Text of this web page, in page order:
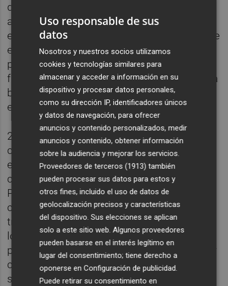
de calidad y a la generación de un impacto
ambiental neto positivo en los territorios y
entornos en los que está presente. Dentro de
este compromiso, Cemex continuará
promoviendo y desarrollando proyectos que
favorezcan la transición hacia una economía
baja en carbono, en línea con los objetivos
establecidos por la Unión Europea".
2. La importancia de las puzolanas: "con el
claro objetivo común de reducir las
emisiones de CO2 y promover una
construcción más sostenible, el proyecto
Paola I en la zona Oeste de Cartagena tiene
como base conceptual la extracción y
transformación de las puzolanas siguiendo
los estándares y los criterios más exigentes
para la preservación del patrimonio natural y
cultural, la calidad ambiental y su entorno
social".
Uso responsable de sus
datos
Nosotros y nuestros socios utilizamos
cookies y tecnologías similares para
almacenar y acceder a información en su
dispositivo y procesar datos personales,
como su dirección IP, identificadores únicos
y datos de navegación, para ofrecer
anuncios y contenido personalizados, medir
anuncios y contenido, obtener información
sobre la audiencia y mejorar los servicios.
Proveedores de terceros (1913) también
pueden procesar sus datos para estos y
otros fines, incluido el uso de datos de
geolocalización precisos y características
del dispositivo. Sus elecciones se aplican
solo a este sitio web. Algunos proveedores
pueden basarse en el interés legítimo en
lugar del consentimiento; tiene derecho a
oponerse enConfiguración de publicidad
Puede retirar su consentimiento en